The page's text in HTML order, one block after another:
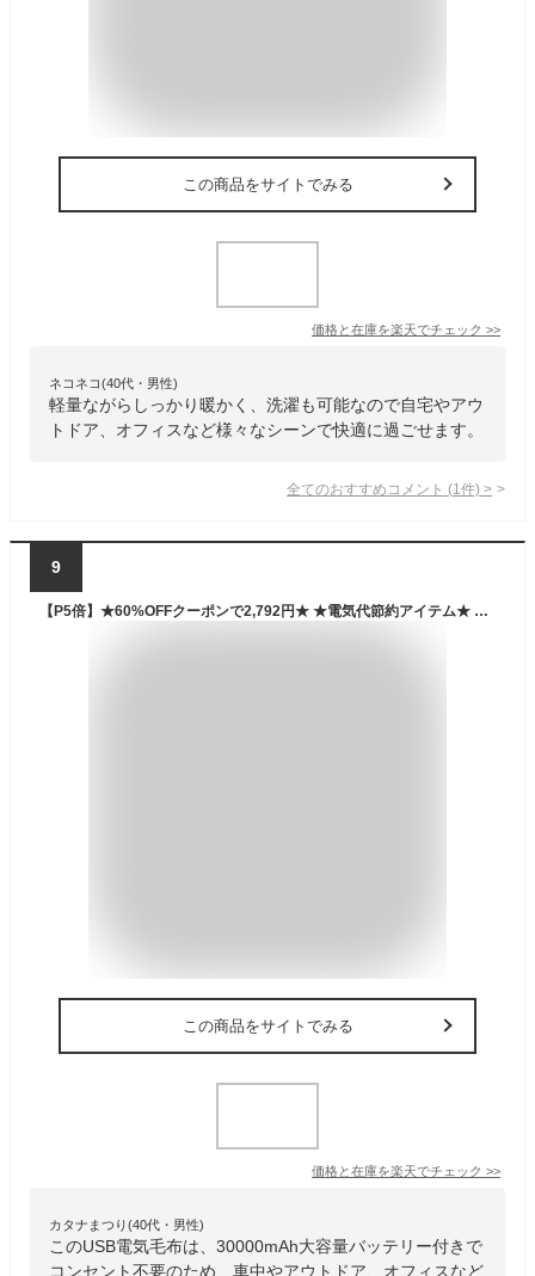
この商品をサイトでみる
価格と在庫を楽天でチェック >>
ネコネコ(40代・男性)
軽量ながらしっかり暖かく、洗濯も可能なので自宅やアウ
トドア、オフィスなど様々なシーンで快適に過ごせます。
全てのおすすめコメント (1 件) >
9
【P5倍】★60%OFFクーポンで2,792円★ ★電気代節約アイテム★ 電気毛布 USB 30000mAh バッテリー付き ひざ掛け 掛け敷き洗える 着る毛布 大きいサイズ 8発熱 ヒーター 150*85cm 3段階温度調節 USB 掛け毛布 発熱 電熱 肩掛け 電気ブランケット 掛け敷き 車
この商品をサイトでみる
価格と在庫を楽天でチェック >>
カタナまつり(40代・男性)
このUSB電気毛布は、30000mAh大容量バッテリー付きで
コンセント不要のため、車中やアウトドア、オフィスなど